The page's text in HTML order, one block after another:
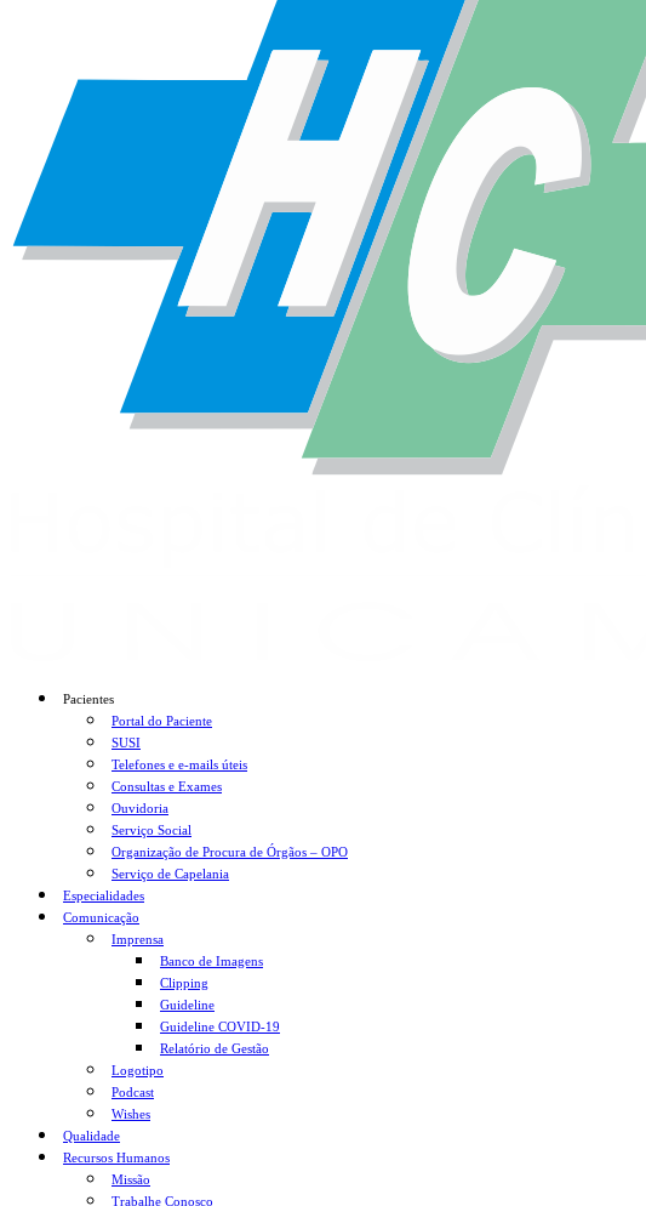
Pacientes
Portal do Paciente
SUSI
Telefones e e-mails úteis
Consultas e Exames
Ouvidoria
Serviço Social
Organização de Procura de Órgãos – OPO
Serviço de Capelania
Especialidades
Comunicação
Imprensa
Banco de Imagens
Clipping
Guideline
Guideline COVID-19
Relatório de Gestão
Logotipo
Podcast
Wishes
Qualidade
Recursos Humanos
Missão
Trabalhe Conosco